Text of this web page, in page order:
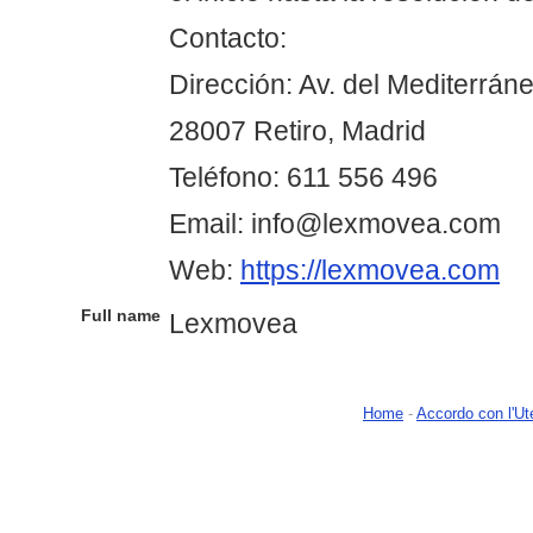
Contacto:
Dirección: Av. del
28007 Retiro, Madrid
Teléfono: 611 556 496
Email: info@lexmovea.com
Web: https://lexmovea.com
Full name Lexmovea
Home - Accordo con